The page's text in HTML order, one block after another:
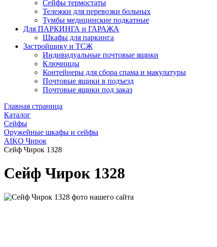
Сейфы термостаты
Тележки для перевозки больных
Тумбы медицинские подкатные
Для ПАРКИНГА и ГАРАЖА
Шкафы для паркинга
Застройщику и ТСЖ
Индивидуальные почтовые ящики
Ключницы
Контейнеры для сбора спама и макулатуры
Почтовые ящики в подъезд
Почтовые ящики под заказ
Главная страница
Каталог
Сейфы
Оружейные шкафы и сейфы
AIKO Чирок
Сейф Чирок 1328
Сейф Чирок 1328